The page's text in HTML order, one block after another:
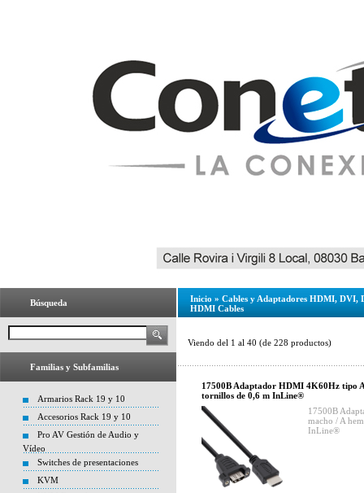
Búsqueda
Familias y Subfamilias
Armarios Rack 19 y 10
Accesorios Rack 19 y 10
Pro AV Gestión de Audio y
Vídeo
Switches de presentaciones
KVM
Inicio » Cables y Adaptadores HDMI, DVI,
HDMI Cables
Viendo del 1 al 40 (de 228 productos)
17500B Adaptador HDMI 4K60Hz tipo
tornillos de 0,6 m InLine®
17500B
macho / A
InLine®